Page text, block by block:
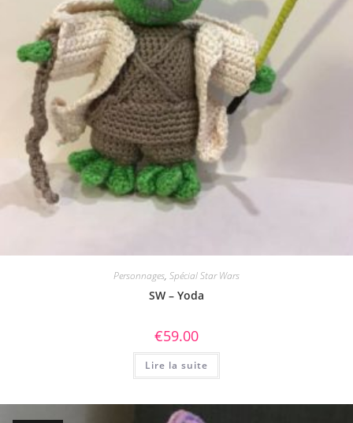
Personnages, Spécial Star Wars
SW – Yoda
€59.00
Lire la suite